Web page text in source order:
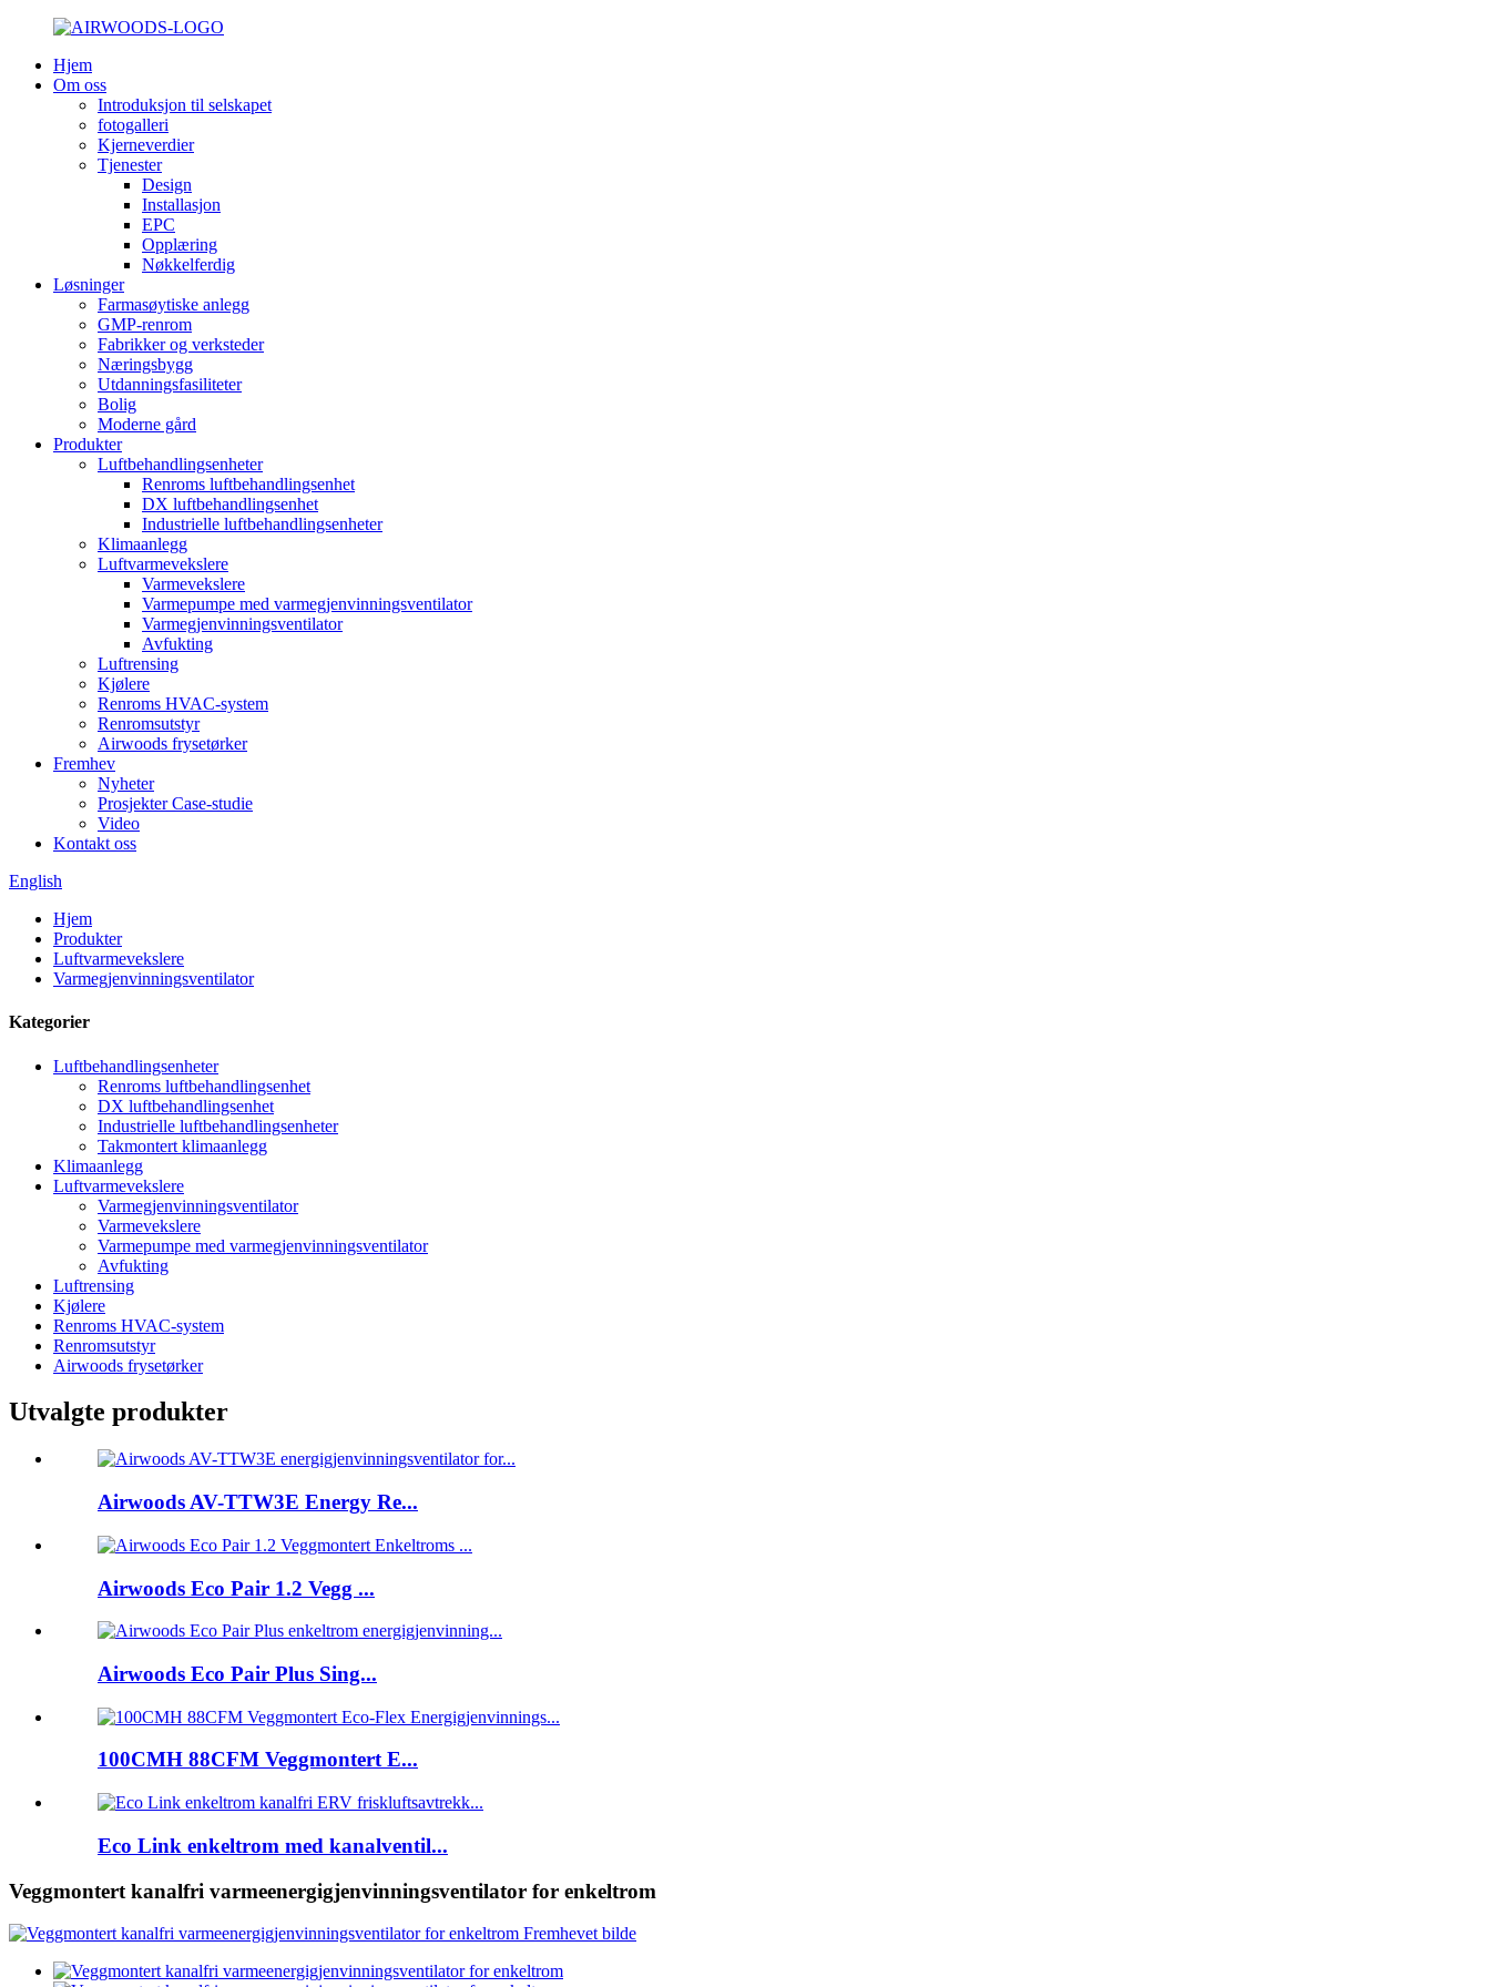
Hjem
Om oss
Introduksjon til selskapet
fotogalleri
Kjerneverdier
Tjenester
Design
Installasjon
EPC
Opplæring
Nøkkelferdig
Løsninger
Farmasøytiske anlegg
GMP-renrom
Fabrikker og verksteder
Næringsbygg
Utdanningsfasiliteter
Bolig
Moderne gård
Produkter
Luftbehandlingsenheter
Renroms luftbehandlingsenhet
DX luftbehandlingsenhet
Industrielle luftbehandlingsenheter
Klimaanlegg
Luftvarmevekslere
Varmevekslere
Varmepumpe med varmegjenvinningsventilator
Varmegjenvinningsventilator
Avfukting
Luftrensing
Kjølere
Renroms HVAC-system
Renromsutstyr
Airwoods frysetørker
Fremhev
Nyheter
Prosjekter Case-studie
Video
Kontakt oss
English
Hjem
Produkter
Luftvarmevekslere
Varmegjenvinningsventilator
Kategorier
Luftbehandlingsenheter
Renroms luftbehandlingsenhet
DX luftbehandlingsenhet
Industrielle luftbehandlingsenheter
Takmontert klimaanlegg
Klimaanlegg
Luftvarmevekslere
Varmegjenvinningsventilator
Varmevekslere
Varmepumpe med varmegjenvinningsventilator
Avfukting
Luftrensing
Kjølere
Renroms HVAC-system
Renromsutstyr
Airwoods frysetørker
Utvalgte produkter
Airwoods AV-TTW3E Energy Re...
Airwoods Eco Pair 1.2 Vegg ...
Airwoods Eco Pair Plus Sing...
100CMH 88CFM Veggmontert E...
Eco Link enkeltrom med kanalventil...
Veggmontert kanalfri varmeenergigjenvinningsventilator for enkeltrom